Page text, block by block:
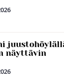
näyttävin